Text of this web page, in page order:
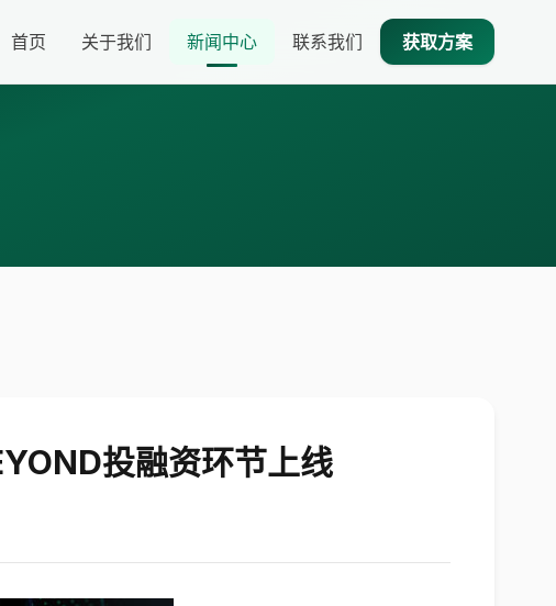
首页 关于我们 新闻中心 联系我们 获取方案
投融资环节上线